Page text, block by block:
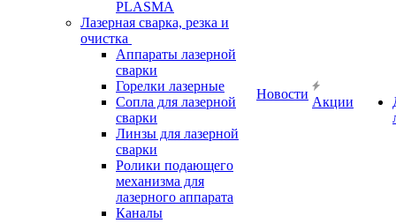
PLASMA
Лазерная сварка, резка и
очистка
Аппараты лазерной
сварки
Горелки лазерные
Сопла для лазерной
сварки
Линзы для лазерной
сварки
Ролики подающего
механизма для
лазерного аппарата
Каналы
Новости
Акции